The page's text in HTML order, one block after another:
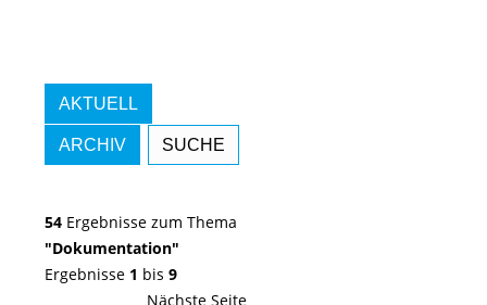
AKTUELL
ARCHIV SUCHE
54 Ergebnisse zum Thema
"Dokumentation"
Ergebnisse 1 bis 9
Nächste Seite